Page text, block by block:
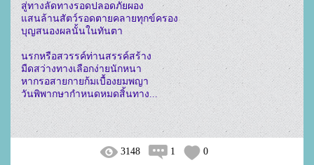
สู่ทางลัดทางรอดปลอดภัยผอง
แสนล้านสัตว์รอดตายคลายทุกข์ครอง
บุญสนองผลนั้นในทันตา
นรกหรือสวรรค์ท่านสรรค์สร้าง
มืดสว่างทางเลือกง่ายนักหนา
หากรอสายกายก้มเบื้องยมพญา
วันพิพากษากำหนดหมดสิ้นทาง...
3148 1 0